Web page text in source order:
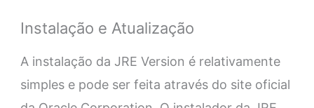
Instalação e Atualização
A instalação da JRE Version é relativamente
simples e pode ser feita através do site oficial